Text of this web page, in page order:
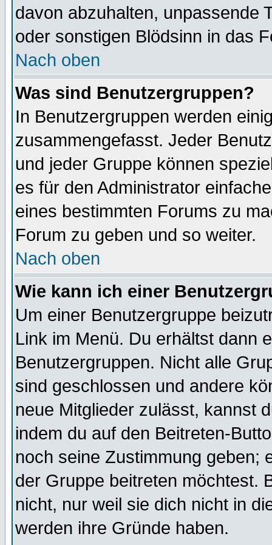
davon abzuhalten, unpassende
oder sonstigen Blödsinn in das
Nach oben
Was sind Benutzergruppen?
In Benutzergruppen werden
zusammengefasst. Jeder
und jeder Gruppe können
es für den Administrator
eines bestimmten Forums zu
Forum zu geben und so weiter.
Nach oben
Wie kann ich einer
Um einer Benutzergruppe
Link im Menü. Du erhältst dann
Benutzergruppen. Nicht alle
sind geschlossen und andere
neue Mitglieder zulässt, kannst
indem du auf den Beitreten-
noch seine Zustimmung geben;
der Gruppe beitreten möchtest.
nicht, nur weil sie dich nicht in
werden ihre Gründe haben.